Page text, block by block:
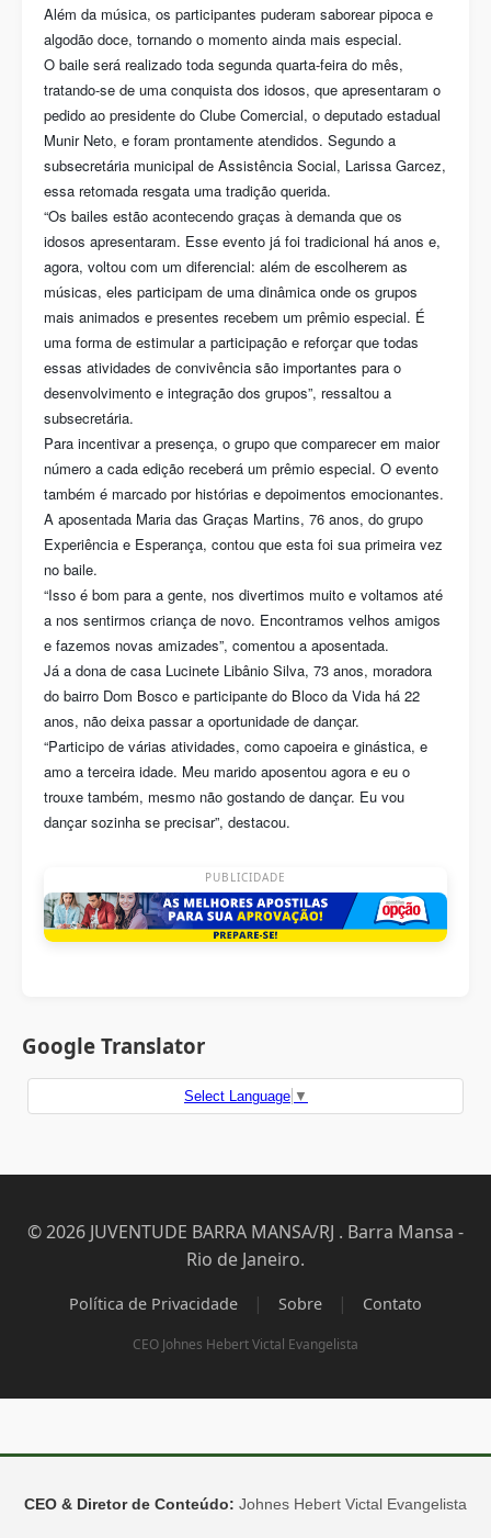
Além da música, os participantes puderam saborear pipoca e
algodão doce, tornando o momento ainda mais especial.
O baile será realizado toda segunda quarta-feira do mês,
tratando-se de uma conquista dos idosos, que apresentaram o
pedido ao presidente do Clube Comercial, o deputado estadual
Munir Neto, e foram prontamente atendidos. Segundo a
subsecretária municipal de Assistência Social, Larissa Garcez,
essa retomada resgata uma tradição querida.
“Os bailes estão acontecendo graças à demanda que os
idosos apresentaram. Esse evento já foi tradicional há anos e,
agora, voltou com um diferencial: além de escolherem as
músicas, eles participam de uma dinâmica onde os grupos
mais animados e presentes recebem um prêmio especial. É
uma forma de estimular a participação e reforçar que todas
essas atividades de convivência são importantes para o
desenvolvimento e integração dos grupos”, ressaltou a
subsecretária.
Para incentivar a presença, o grupo que comparecer em maior
número a cada edição receberá um prêmio especial. O evento
também é marcado por histórias e depoimentos emocionantes.
A aposentada Maria das Graças Martins, 76 anos, do grupo
Experiência e Esperança, contou que esta foi sua primeira vez
no baile.
“Isso é bom para a gente, nos divertimos muito e voltamos até
a nos sentirmos criança de novo. Encontramos velhos amigos
e fazemos novas amizades”, comentou a aposentada.
Já a dona de casa Lucinete Libânio Silva, 73 anos, moradora
do bairro Dom Bosco e participante do Bloco da Vida há 22
anos, não deixa passar a oportunidade de dançar.
“Participo de várias atividades, como capoeira e ginástica, e
amo a terceira idade. Meu marido aposentou agora e eu o
trouxe também, mesmo não gostando de dançar. Eu vou
dançar sozinha se precisar”, destacou.
PUBLICIDADE
Google Translator
Select Language ▼
© 2026 JUVENTUDE BARRA MANSA/RJ . Barra Mansa -
Rio de Janeiro.
Política de Privacidade | Sobre | Contato
CEO Johnes Hebert Victal Evangelista
CEO & Diretor de Conteúdo: Johnes Hebert Victal Evangelista